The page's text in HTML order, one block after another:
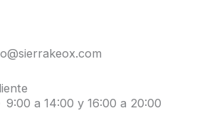
9:00 a 14:00 y 16:00 a 20:00